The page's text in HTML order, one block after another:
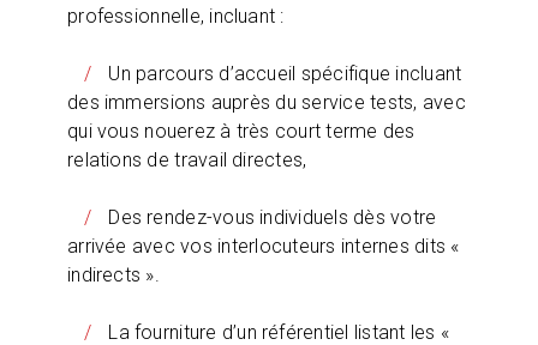
professionnelle, incluant :
Un parcours d’accueil spécifique incluant
des immersions auprès du service tests, avec
qui vous nouerez à très court terme des
relations de travail directes,
Des rendez-vous individuels dès votre
arrivée avec vos interlocuteurs internes dits «
indirects ».
La fourniture d’un référentiel listant les «